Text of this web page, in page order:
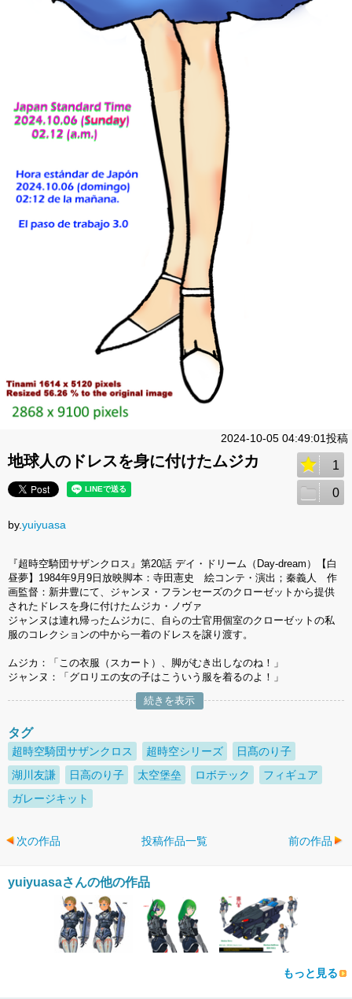
2024-10-05 04:49:01投稿
地球人のドレスを身に付けたムジカ 1
0
by.yuiyuasa
『超時空騎団サザンクロス』第20話 デイ・ドリーム（Day-dream）【白
昼夢】1984年9月9日放映脚本：寺田憲史 絵コンテ・演出；秦義人 作
画監督：新井豊にて、ジャンヌ・フランセーズのクローゼットから提供
されたドレスを身に付けたムジカ・ノヴァ
ジャンヌは連れ帰ったムジカに、自らの士官用個室のクローゼットの私
服のコレクションの中から一着のドレスを譲り渡す。
ムジカ：「この衣服（スカート）、脚がむき出しなのね！」
ジャンヌ：「グロリエの女の子はこういう服を着るのよ！」
続きを表示
タグ
超時空騎団サザンクロス 超時空シリーズ
日髙のり子
湖川友謙
日高のり子 太空堡垒 ロボテック
フィギュア
ガレージキット
次の作品 投稿作品一覧 前の作品
yuiyuasaさんの他の作品
もっと見る